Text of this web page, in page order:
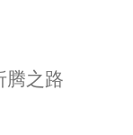
腾之路